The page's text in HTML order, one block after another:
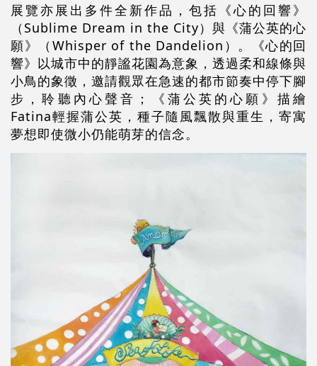
展覽亦展出多件全新作品，包括《心的回響》
（ Sublime Dream in the City）與《蒲公英的心
願》（ Whisper of the Dandelion ）。《心的回
響》以城市中的靜謐花園為意象，透過柔和線條與
小鳥的象徵，邀請觀眾在急速的都市節奏中停下腳
步，聆聽內心聲音；《蒲公英的心願》描繪
Fatina輕握蒲公英，種子隨風飄散與重生，寄寓
夢想即使微小仍能萌芽的信念。